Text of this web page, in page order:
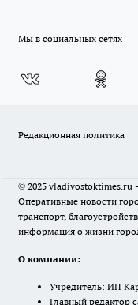
Мы в социальных сетях
Редакционная политика
© 2025 vladivostoktimes.ru
Оперативные новости
транспорт,
информация о жизни
О компании:
Учредитель: ИП
Главный редактор